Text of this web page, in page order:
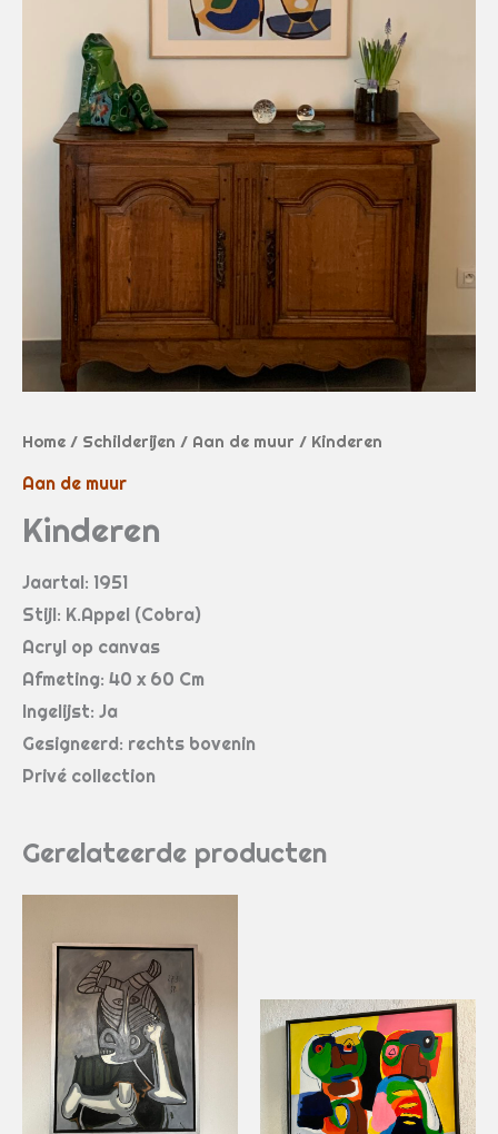
Home / Schilderijen / Aan de muur / Kinderen
Aan de muur
Kinderen
Jaartal: 1951
Stijl: K.Appel (Cobra)
Acryl op canvas
Afmeting: 40 x 60 Cm
Ingelijst: Ja
Gesigneerd: rechts bovenin
Privé collection
Gerelateerde producten